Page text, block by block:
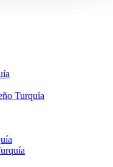
Turquía